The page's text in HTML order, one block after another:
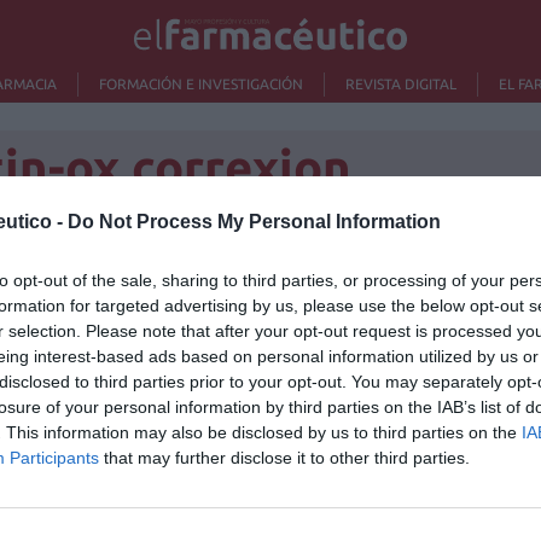
- Do Not Process My Personal Information
opt-out of the sale, sharing to third parties, or processing of your
for targeted advertising by us, please use the below opt-out
selection. Please note that after your opt-out request is processed
interest-based ads based on personal information utilized by us
to third parties prior to your opt-out. You may separately
of your personal information by third parties on the IAB’s list of
This information may also be disclosed by us to third parties on the
Participants that may further disclose it to other third parties.
FORMACIÓN E INVESTIGACIÓN REVISTA DIGITAL EL
ox correxion
de innovación con
05/2013
parte del arsenal de productos para combatir las
la estabilización, RoC fue la primera marca que
de un proceso de manejo de la
de mostrador muy eficaces.
Lo